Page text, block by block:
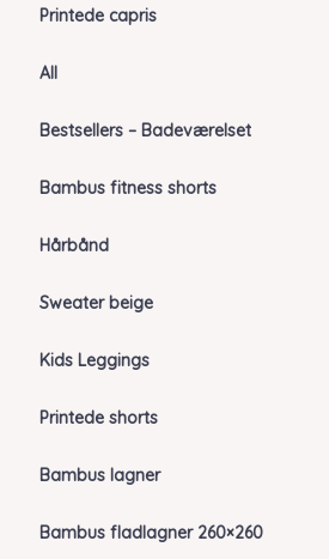
Printede capris
All
Bestsellers – Badeværelset
Bambus fitness shorts
Hårbånd
Sweater beige
Kids Leggings
Printede shorts
Bambus lagner
Bambus fladlagner 260×260